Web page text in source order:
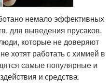
немало эффективных
для выведения прусаков.
которые не доверяют
хотят работать с химией в
самые популярные и
и средства.